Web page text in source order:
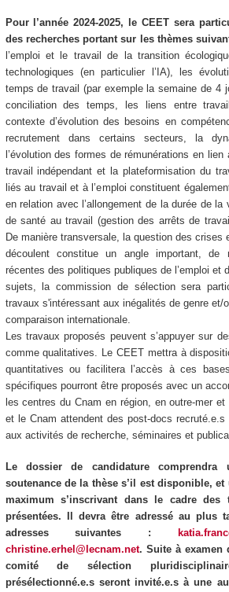
Pour l’année 2024-2025, le CEET sera
des recherches portant sur les thèmes
l’emploi et le travail de la transition
technologiques (en particulier l’IA), les
temps de travail (par exemple la semaine de 4
conciliation des temps, les liens entre
contexte d’évolution des besoins en
recrutement dans certains secteurs, la
l’évolution des formes de rémunérations en
travail indépendant et la plateformisation du
liés au travail et à l’emploi constituent
en relation avec l’allongement de la durée de
de santé au travail (gestion des arrêts de
De manière transversale, la question des crises
découlent constitue un angle important, de
récentes des politiques publiques de l’emploi et
sujets, la commission de sélection sera
travaux s'intéressant aux inégalités de genre et/
comparaison internationale.
Les travaux proposés peuvent s’appuyer sur
comme qualitatives. Le CEET mettra à
quantitatives ou facilitera l’accès à ces
spécifiques pourront être proposés avec un
les centres du Cnam en région, en outre-mer et
et le Cnam attendent des post-docs recruté.e.s
aux activités de recherche, séminaires et
Le dossier de candidature
soutenance de la thèse s’il est disponible,
maximum s’inscrivant dans le cadre des
présentées. Il devra être adressé au plus
adresses suivantes :
christine.erhel@lecnam.net. Suite à examen
comité de sélection
présélectionné.e.s seront invité.e.s à une